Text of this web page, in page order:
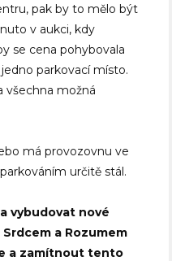
pak by to mělo být
v aukci, kdy
se cena pohybovala
parkovací místo.
všechna možná
má provozovnu ve
určitě stál.
vybudovat nové
Srdcem a Rozumem
a zamítnout tento